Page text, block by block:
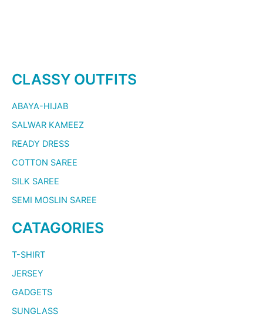
CLASSY OUTFITS
ABAYA-HIJAB
SALWAR KAMEEZ
READY DRESS
COTTON SAREE
SILK SAREE
SEMI MOSLIN SAREE
CATAGORIES
T-SHIRT
JERSEY
GADGETS
SUNGLASS